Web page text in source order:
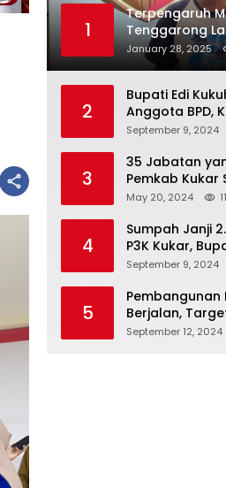
1
Terpengaruh
Tenggarong
Penganiayaan
Teman Sendiri
January 28, 2025
2
Bupati Edi
Anggota BPD,
Kukar : Lakukan
Pembangunan
September 9, 2024
3
35 Jabatan
Pemkab Kukar
Mencari
May 20, 2024
4
Sumpah Janji
P3K Kukar,
Damansyah
September 9, 2024
5
Pembangunan
Berjalan,
2024 Rampung
September 12, 2024